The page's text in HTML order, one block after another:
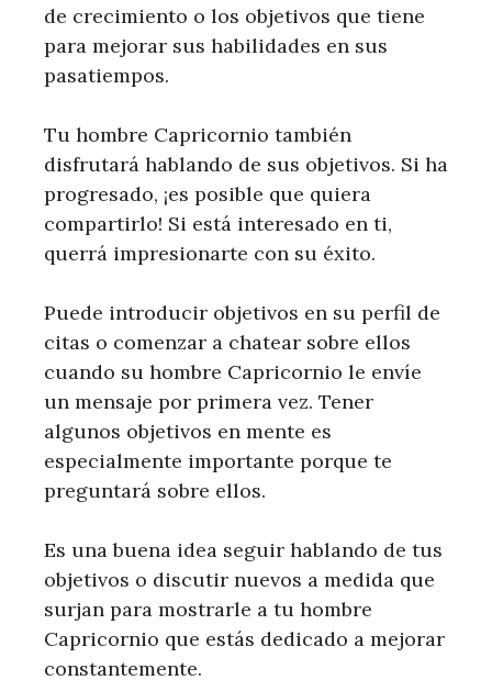
de crecimiento o los objetivos que tiene
para mejorar sus habilidades en sus
pasatiempos.
Tu hombre Capricornio también
disfrutará hablando de sus objetivos. Si ha
progresado, ¡es posible que quiera
compartirlo! Si está interesado en ti,
querrá impresionarte con su éxito.
Puede introducir objetivos en su perfil de
citas o comenzar a chatear sobre ellos
cuando su hombre Capricornio le envíe
un mensaje por primera vez. Tener
algunos objetivos en mente es
especialmente importante porque te
preguntará sobre ellos.
Es una buena idea seguir hablando de tus
objetivos o discutir nuevos a medida que
surjan para mostrarle a tu hombre
Capricornio que estás dedicado a mejorar
constantemente.